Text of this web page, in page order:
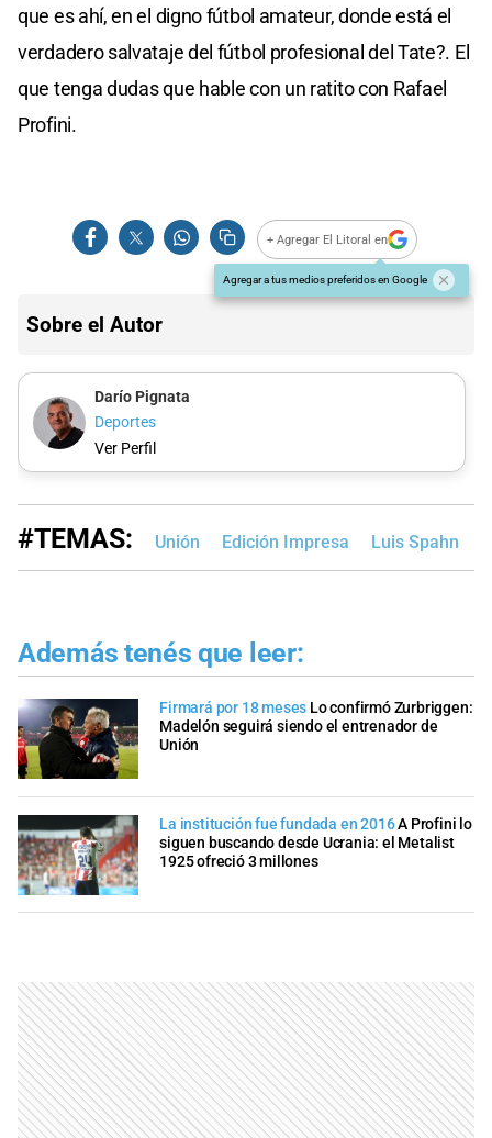
que es ahí, en el digno fútbol amateur, donde está el
verdadero salvataje del fútbol profesional del Tate?. El
que tenga dudas que hable con un ratito con Rafael
Profini.
+ Agregar El Litoral en
Agregar a tus medios preferidos en Google
Sobre el Autor
Darío Pignata
Deportes
Ver Perfil
#TEMAS: Unión Edición Impresa Luis Spahn
Además tenés que leer:
Firmará por 18 meses Lo confirmó Zurbriggen:
Madelón seguirá siendo el entrenador de
Unión
La institución fue fundada en 2016A Profini lo
siguen buscando desde Ucrania: el Metalist
1925 ofreció 3 millones